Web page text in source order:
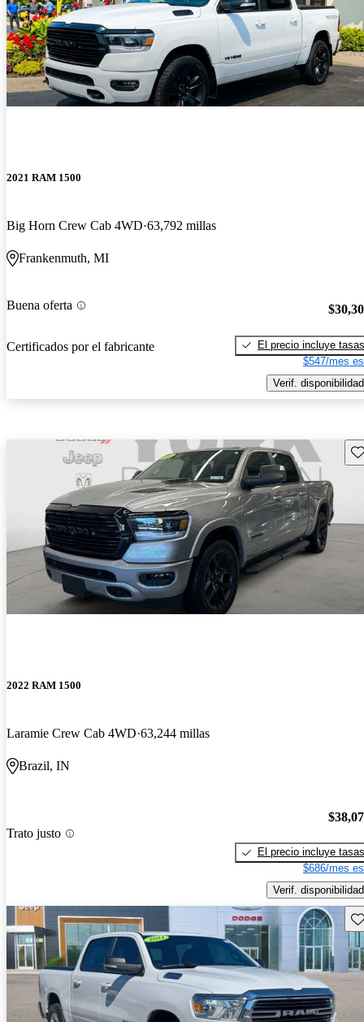
2021 RAM 1500
Big Horn Crew Cab 4WD 63,792 millas
Frankenmuth, MI
Buena oferta
Certificados por el fabricante
El precio incluye tasas
$547/mes
Verif. disponibilidad
2022 RAM 1500
Laramie Crew Cab 4WD 63,244 millas
Brazil, IN
Trato justo
El precio incluye tasas
$686/mes
Verif. disponibilidad